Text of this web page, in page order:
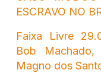
ESCRAVO NO
Faixa Livre
Bob
Magno dos